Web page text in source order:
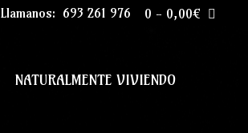
Llamanos: 693 261 976 0 - 0,00€
NATURALMENTE VIVIENDO